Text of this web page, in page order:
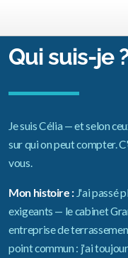
Qui suis-je
Je suis Célia — et selon
sur qui on peut compter.
vous.
Mon histoire : J'ai passé
exigeants — le cabinet
entreprise de
point commun : j'ai